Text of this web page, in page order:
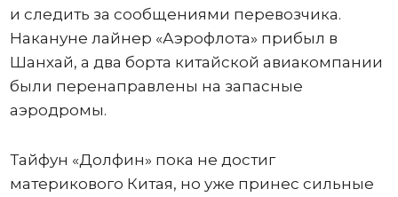
и следить за сообщениями перевозчика.
Накануне лайнер «Аэрофлота» прибыл в
Шанхай, а два борта китайской авиакомпании
были перенаправлены на запасные
аэродромы.
Тайфун «Долфин» пока не достиг
материкового Китая, но уже принес сильные